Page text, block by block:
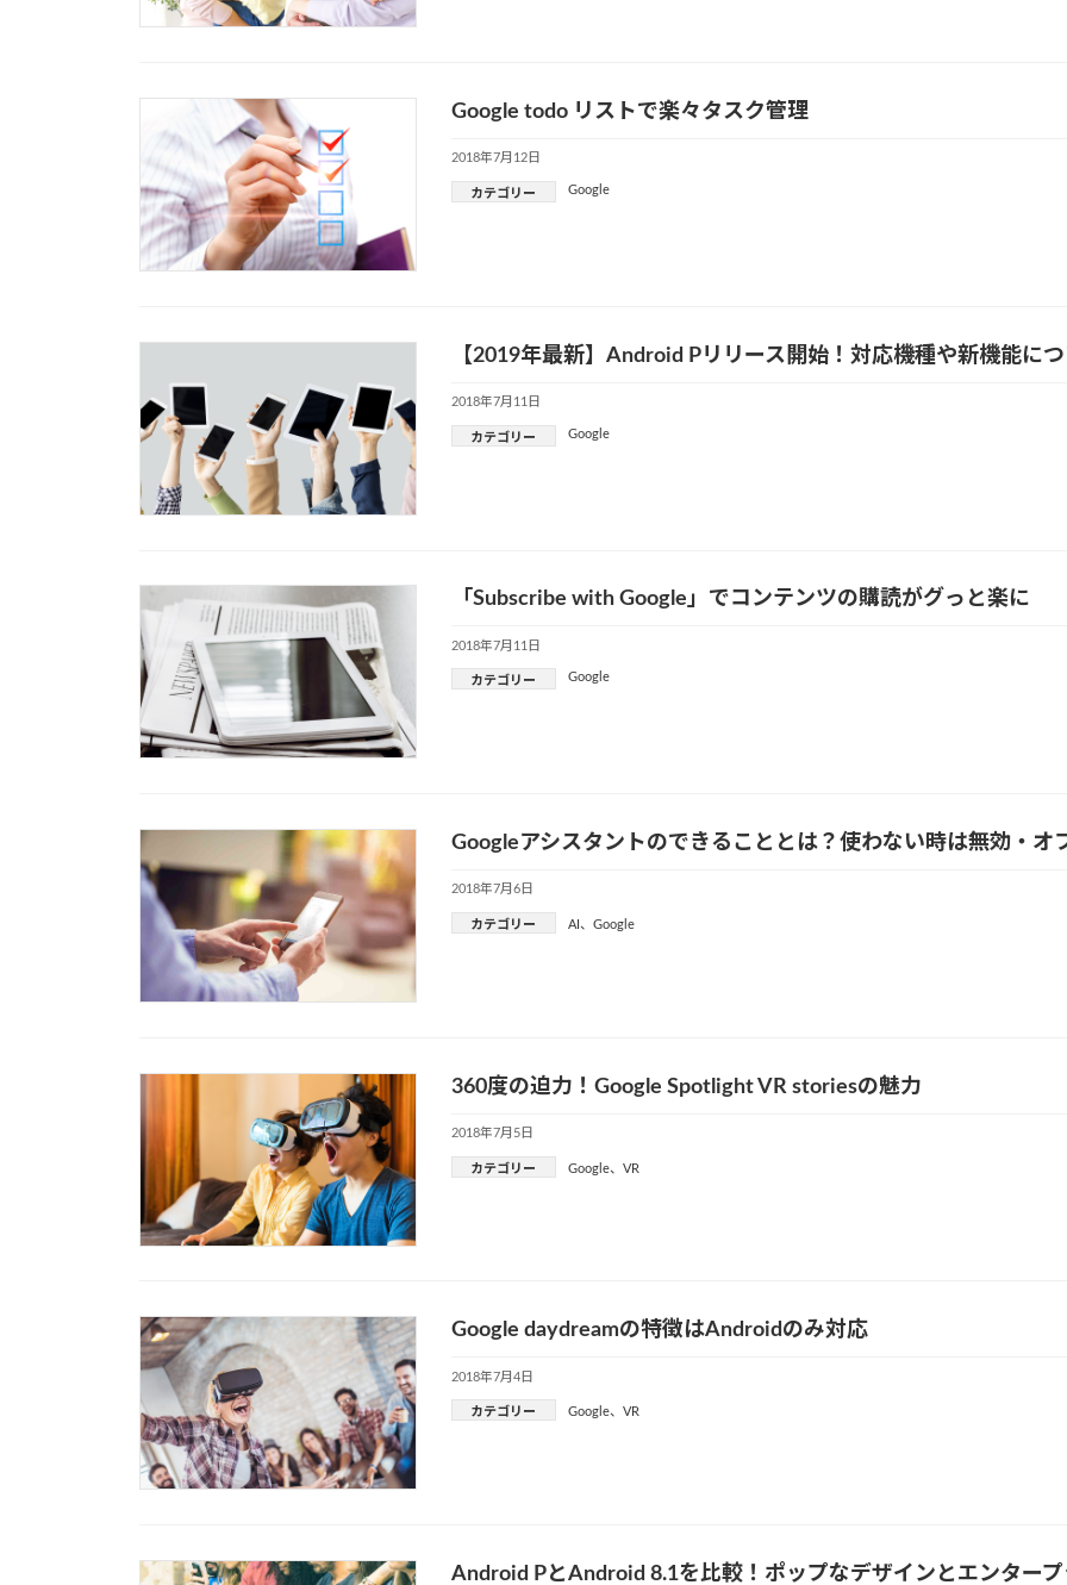
Google todo リストで楽々タスク管理
2018年7月12日
カテゴリー Google
【2019年最新】Android Pリリース開始！対応機種や新機能に
2018年7月11日
カテゴリー Google
「Subscribe with Google」でコンテンツの購読がグっと楽に
2018年7月11日
カテゴリー Google
Googleアシスタントのできることとは？使わない時は無効・オ
2018年7月6日
カテゴリー AI 、 Google
360度の迫力！Google Spotlight VR storiesの魅力
2018年7月5日
カテゴリー Google、 VR
Google daydreamの特徴はAndroidのみ対応
2018年7月4日
カテゴリー Google、 VR
Android PとAndroid 8.1を比較！ポップなデザインとエンター